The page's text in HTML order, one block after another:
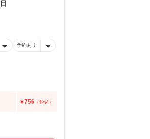
予約あり
￥756 （税込）